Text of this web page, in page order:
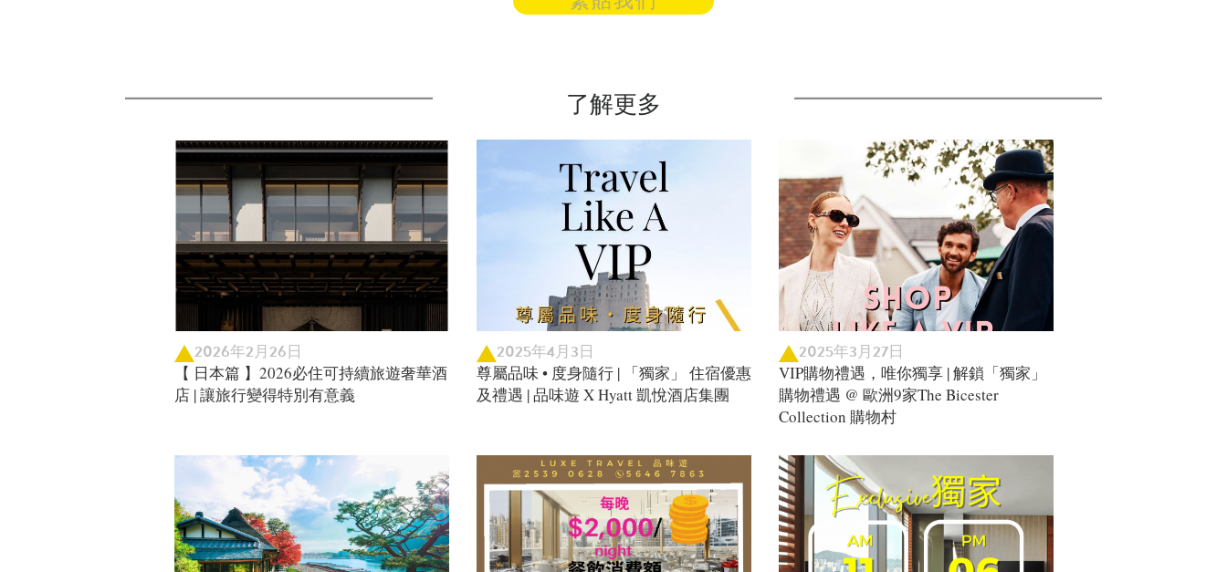
了解更多
2026年2月26日
【 日本篇 】2026必住可持續旅遊奢華酒
店 | 讓旅行變得特別有意義
2025年4月3日
尊屬品味 • 度身隨行 | 「獨家」 住宿優惠
及禮遇 | 品味遊 X Hyatt 凱悅酒店集團
2025年3月27日
VIP購物禮遇，唯你獨享 | 解鎖「獨家」
購物禮遇 @ 歐洲9家The Bicester
Collection 購物村